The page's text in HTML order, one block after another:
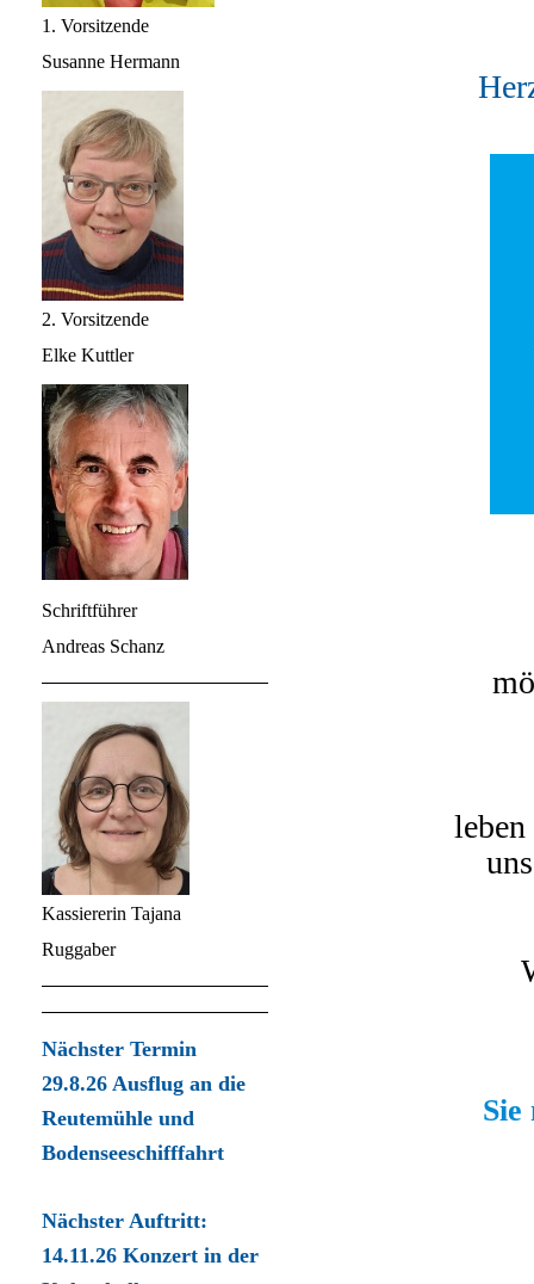
Sie
1. Vorsitzende
Susanne Hermann
2. Vorsitzende
Elke Kuttler
Schriftführer
Andreas Schanz
Kassiererin Tajana
Ruggaber
Nächster Termin
29.8.26 Ausflug an die
Reutemühle und
Bodenseeschifffahrt
Nächster Auftritt:
14.11.26 Konzert in der